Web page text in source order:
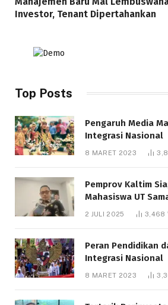
Investor, Tenant Dipertahankan
Top Posts
Pengaruh Media
Integrasi Nasional
8 MARET 2023
Pemprov Kaltim
Mahasiswa UT
Bantuan
2 JULI 2025 3,468
Peran Pendidikan
Integrasi Nasional
8 MARET 2023